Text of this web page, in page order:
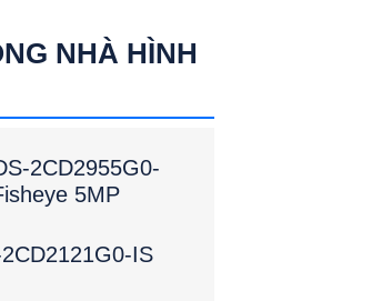
NHÀ HÌNH
2CD2955G0-
5MP
IS